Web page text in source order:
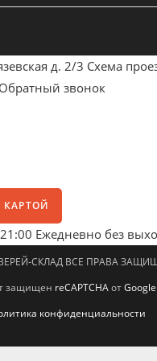
д. 2/3 Схема
Обратный звонок
КАРТОЙ
Ежедневно без
СКЛАД ВСЕ ПРАВА
защищен reCAPTCHAотGoogle
конфиденциальности